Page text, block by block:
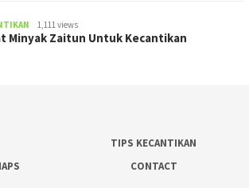
1,111 views
Minyak Zaitun Untuk Kecantikan
TIPS KECANTIKAN
CONTACT